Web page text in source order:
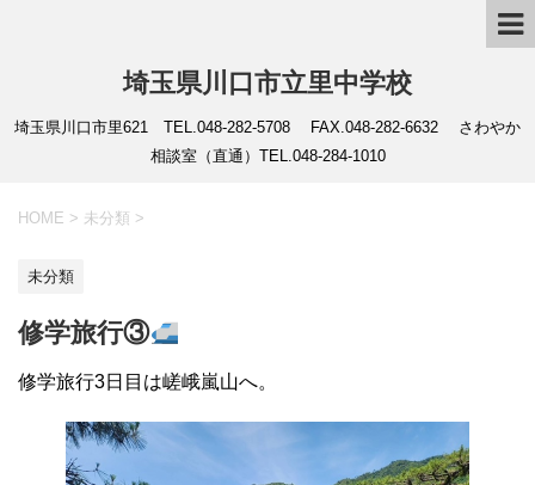
埼玉県川口市立里中学校
埼玉県川口市里621 TEL.048-282-5708 FAX.048-282-6632 さわやか
相談室（直通）TEL.048-284-1010
HOME > 未分類 >
未分類
修学旅行③
修学旅行3日目は嵯峨嵐山へ。